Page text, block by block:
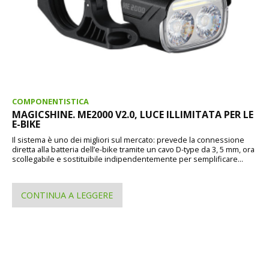
COMPONENTISTICA
MAGICSHINE. ME2000 V2.0, LUCE ILLIMITATA PER LE
E-BIKE
Il sistema è uno dei migliori sul mercato: prevede la connessione
diretta alla batteria dell’e-bike tramite un cavo D-type da 3, 5 mm, ora
scollegabile e sostituibile indipendentemente per semplificare...
CONTINUA A LEGGERE